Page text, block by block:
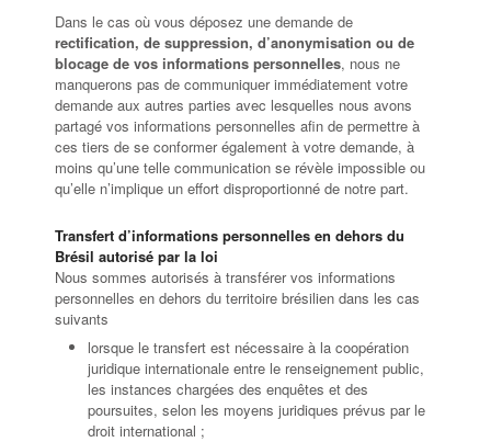
Dans le cas où vous déposez une demande de
rectification, de suppression, d’anonymisation ou de
blocage de vos informations personnelles, nous ne
manquerons pas de communiquer immédiatement votre
demande aux autres parties avec lesquelles nous avons
partagé vos informations personnelles afin de permettre à
ces tiers de se conformer également à votre demande, à
moins qu’une telle communication se révèle impossible ou
qu’elle n’implique un effort disproportionné de notre part.
Transfert d’informations personnelles en dehors du
Brésil autorisé par la loi
Nous sommes autorisés à transférer vos informations
personnelles en dehors du territoire brésilien dans les cas
suivants
lorsque le transfert est nécessaire à la coopération
juridique internationale entre le renseignement public,
les instances chargées des enquêtes et des
poursuites, selon les moyens juridiques prévus par le
droit international ;